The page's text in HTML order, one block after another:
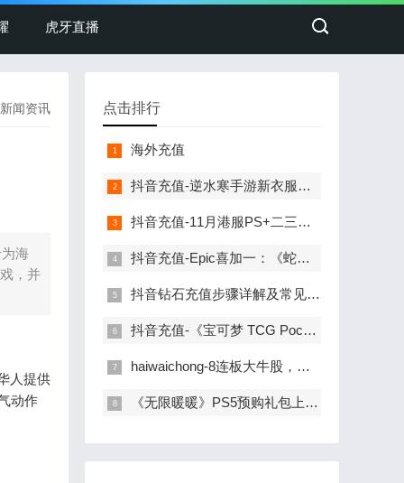
虎牙直播
新闻资讯
海
，并
人提供
动作
点击排行
海外充值
抖音充值-逆水寒手游新衣服刚上线销冠就重拳出击！圈外人最喜欢看的一集！
抖音充值-11月港服PS+二三档会免公布！消光2、如龙维新极等
抖音充值-Epic喜加一：《蛇鸟：完整版》免费领取
抖音钻石充值步骤详解及常见问题解答
抖音充值-《宝可梦 TCG Pocket》更新计划：将推出交换功能
haiwaichong-8连板大牛股，遭证监会立案调查！
《无限暖暖》PS5预购礼包上架：国服售价68元，小陪伴充值更添乐趣